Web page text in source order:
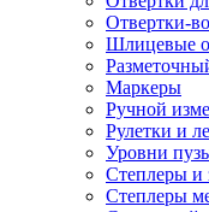
Отвертки-
Шлицевые
Маркеры
Ручной
Рулетки и
Уровни
Степлеры и
Степлеры